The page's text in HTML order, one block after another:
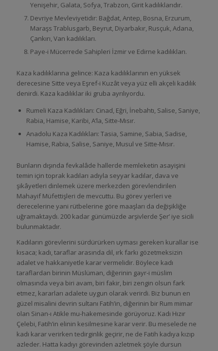
Yenişehir, Galata, Sofya, Trabzon, Girit kadılıklarıdır.
Devriye Mevleviyetidir: Bağdat, Antep, Bosna, Erzurum,
Maraşs Trablusgarb, Beyrut, Diyarbakır, Rusçuk, Adana,
Çankırı, Van kadılıkları.
Paye-i Mücerrede Sahipleri İzmir ve Edirne kadılıkları.
Kaza kadılıklarına gelince: Kaza kadılıklarının en yüksek
derecesine Sitte veya Eşref-i Kuzât veya yüz elli akçeli kadılık
denirdi. Kaza kadılıklar iki gruba ayrılıyordu.
Rumeli Kaza Kadılıkları: Cinad, Eğri, İnebahtı, Salise, Saniye,
Rabia, Hamise, Karibi, A’la, Sitte-Mısır.
Anadolu Kaza Kadılıkları: Tasia, Samine, Sabia, Sadise,
Hamise, Rabia, Salise, Saniye, Musul ve Sitte-Mısır.
Bunların dışında fevkalâde hallerde memleketin asayişini
temin için toprak kadıları adıyla seyyar kadılar, dava ve
şikâyetleri dinlemek üzere merkezden görevlendirilen
Mahayif Müfettişleri de mevcuttu. Bu görev yerleri ve
derecelerine yani rütbelerine göre maaşları da değişikliğe
uğramaktaydı. 200 kadar günümüzde arşivlerde Şer’ iye sicili
bulunmaktadır.
Kadıların görevlerini sürdürürken uyması gereken kurallar ise
kısaca; kadı, taraflar arasında dil, ırk farkı gözetmeksizin
adalet ve hakkaniyetle karar vermelidir. Böylece kadı
taraflardan birinin Müslüman, diğerinin gayr-i müslim
olmasında veya biri avam, biri fakir, biri zengin olsun fark
etmez, kararları adalete uygun olarak verirdi. Biz bunun en
güzel misalini devrin sultanı Fatih’in, diğerinin bir Rum mimar
olan Sinan-ı Atikle mu-hakemesinde görüyoruz. Kadı Hızır
Çelebi, Fatih’in elinin kesilmesine karar verir. Bu meselede ne
kadı karar verirken tedirginlik geçirir, ne de Fatih kadıya kızıp
azleder. Hatta kadıyı görevinden azletmek şöyle dursun